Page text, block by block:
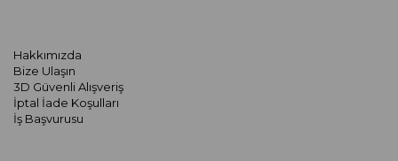
Hakkımızda
Bize Ulaşın
3D Güvenli Alışveriş
İptal İade Koşulları
İş Başvurusu